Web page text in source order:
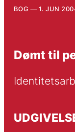
BOG 1. JUN
Dømt til